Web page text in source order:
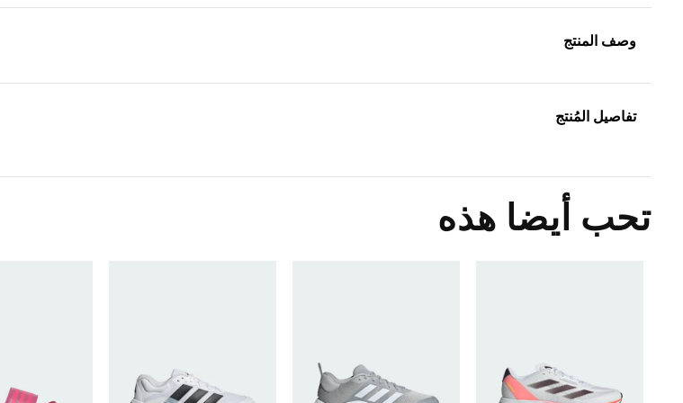
وصف المنتج
تفاصيل المُنتج
تحب أيضا هذه